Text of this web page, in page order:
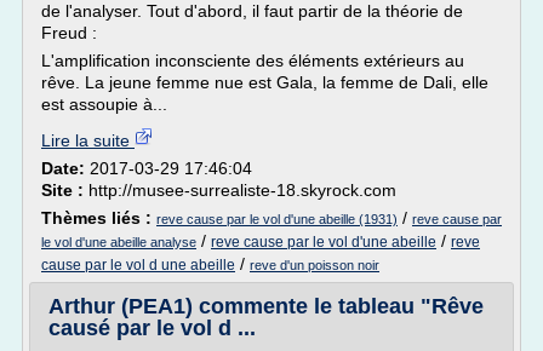
de l'analyser. Tout d'abord, il faut partir de la théorie de
Freud :
L'amplification inconsciente des éléments extérieurs au
rêve. La jeune femme nue est Gala, la femme de Dali, elle
est assoupie à...
Lire la suite
Date: 2017-03-29 17:46:04
Site : http://musee-surrealiste-18.skyrock.com
Thèmes liés : reve cause par le vol d'une abeille (1931) / reve cause par
le vol d'une abeille analyse / reve cause par le vol d'une abeille / reve
cause par le vol d une abeille / reve d'un poisson noir
Arthur (PEA1) commente le tableau "Rêve
causé par le vol d ...